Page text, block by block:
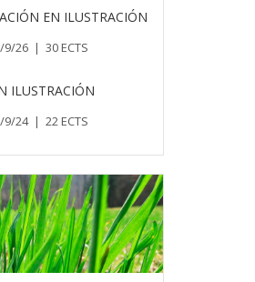
EN ILUSTRACIÓN
9/26 | 30 ECTS
ILUSTRACIÓN
9/24 | 22 ECTS